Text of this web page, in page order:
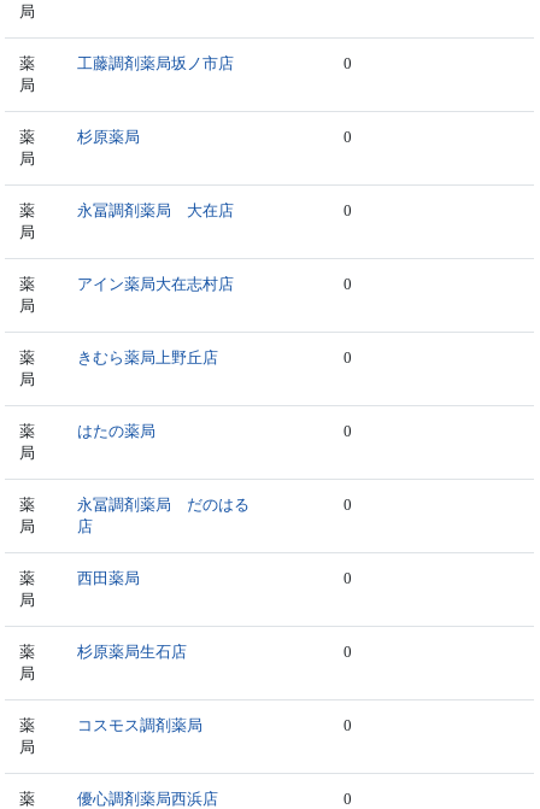
局
薬
局
工藤調剤薬局坂ノ市店 0
薬
局
杉原薬局 0
薬
局
永冨調剤薬局 大在店 0
薬
局
アイン薬局大在志村店 0
薬
局
きむら薬局上野丘店 0
薬
局
はたの薬局 0
薬
局
永冨調剤薬局 だのはる
店
0
薬
局
西田薬局 0
薬
局
杉原薬局生石店 0
薬
局
コスモス調剤薬局 0
薬
優心調剤薬局西浜店 0